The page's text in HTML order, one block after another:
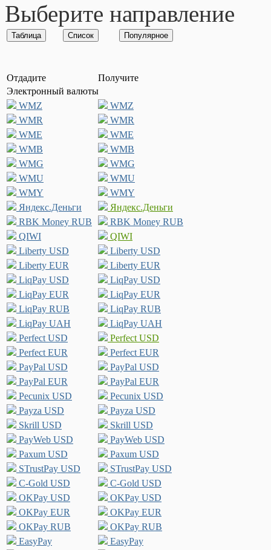
Выберите направление
Отдадите
Получите
Электронный валюты
WMZ
WMZ
WMR
WMR
WME
WME
WMB
WMB
WMG
WMG
WMU
WMU
WMY
WMY
Яндекс.Деньги
Яндекс.Деньги
RBK Money RUB
RBK Money RUB
QIWI
QIWI
Liberty USD
Liberty USD
Liberty EUR
Liberty EUR
LiqPay USD
LiqPay USD
LiqPay EUR
LiqPay EUR
LiqPay RUB
LiqPay RUB
LiqPay UAH
LiqPay UAH
Perfect USD
Perfect USD
Perfect EUR
Perfect EUR
PayPal USD
PayPal USD
PayPal EUR
PayPal EUR
Pecunix USD
Pecunix USD
Payza USD
Payza USD
Skrill USD
Skrill USD
PayWeb USD
PayWeb USD
Paxum USD
Paxum USD
STrustPay USD
STrustPay USD
C-Gold USD
C-Gold USD
OKPay USD
OKPay USD
OKPay EUR
OKPay EUR
OKPay RUB
OKPay RUB
EasyPay
EasyPay